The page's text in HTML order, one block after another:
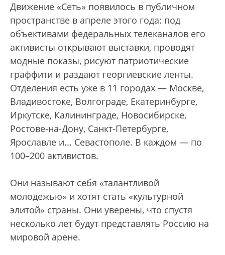
Движение «Сеть» появилось в публичном
пространстве в апреле этого года: под
объективами федеральных телеканалов его
активисты открывают выставки, проводят
модные показы, рисуют патриотические
граффити и раздают георгиевские ленты.
Отделения есть уже в 11 городах — Москве,
Владивостоке, Волгограде, Екатеринбурге,
Иркутске, Калининграде, Новосибирске,
Ростове-на-Дону, Санкт-Петербурге,
Ярославле и... Севастополе. В каждом — по
100–200 активистов.
Они называют себя «талантливой
молодежью» и хотят стать «культурной
элитой» страны. Они уверены, что спустя
несколько лет будут представлять Россию на
мировой арене.